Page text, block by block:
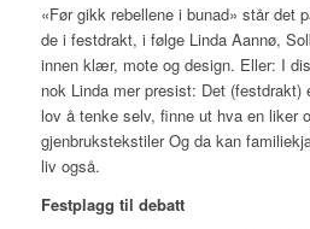
«Før gikk rebellene i bunad» står det
de i festdrakt, i følge Linda Aannø,
innen klær, mote og design. Eller: I
nok Linda mer presist: Det
lov å tenke selv, finne ut hva en liker
gjenbrukstekstiler Og da kan
liv også.
Festplagg til debatt